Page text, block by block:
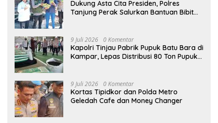
Dukung Asta Cita Presiden, Polres
Tanjung Perak Salurkan Bantuan Bibit
9 Juli 2026 0 Komentar
Kapolri Tinjau Pabrik Pupuk Batu Bara di
Kampar, Lepas Distribusi 80 Ton Pupuk
9 Juli 2026 0 Komentar
Kortas Tipidkor dan Polda Metro
Geledah Cafe dan Money Changer